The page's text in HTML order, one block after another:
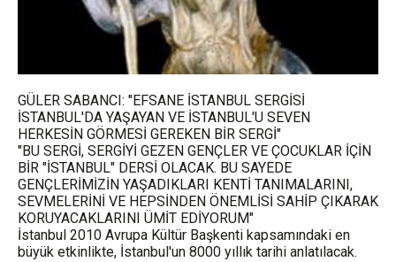
GÜLER SABANCI: "EFSANE İSTANBUL SERGİSİ
İSTANBUL'DA YAŞAYAN VE İSTANBUL'U SEVEN
HERKESİN GÖRMESİ GEREKEN BİR SERGİ"
"BU SERGİ, SERGİYİ GEZEN GENÇLER VE ÇOCUKLAR İÇİN
BİR "İSTANBUL" DERSİ OLACAK. BU SAYEDE
GENÇLERİMİZİN YAŞADIKLARI KENTİ TANIMALARINI,
SEVMELERİNİ VE HEPSİNDEN ÖNEMLİSİ SAHİP ÇIKARAK
KORUYACAKLARINI ÜMİT EDİYORUM"
İstanbul 2010 Avrupa Kültür Başkenti kapsamındaki en
büyük etkinlikte, İstanbul'un 8000 yıllık tarihi anlatılacak.